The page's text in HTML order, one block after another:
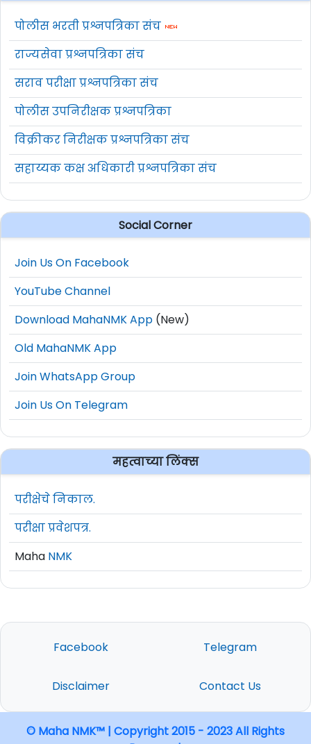
पोलीस भरती प्रश्नपत्रिका संच
राज्यसेवा प्रश्नपत्रिका संच
सराव परीक्षा प्रश्नपत्रिका संच
पोलीस उपनिरीक्षक प्रश्नपत्रिका
विक्रीकर निरीक्षक प्रश्नपत्रिका संच
सहाय्यक कक्ष अधिकारी प्रश्नपत्रिका संच
Social Corner
Join Us On Facebook
YouTube Channel
Download MahaNMK App (New)
Old MahaNMK App
Join WhatsApp Group
Join Us On Telegram
महत्वाच्या लिंक्स
परीक्षेचे निकाल.
परीक्षा प्रवेशपत्र.
Maha NMK
Facebook Telegram
Disclaimer Contact Us
© Maha NMK™ | Copyright 2015 - 2023 All Rights